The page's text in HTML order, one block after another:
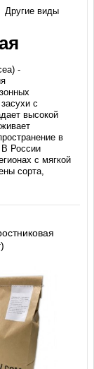
Другие виды
-
с
высокой
в
России
с мягкой
сорта,